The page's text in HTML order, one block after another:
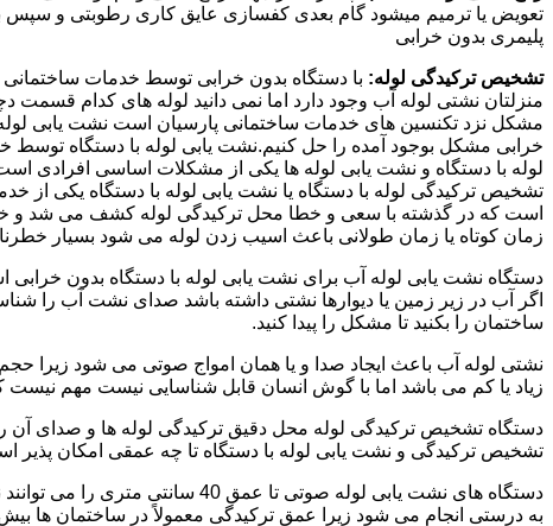
تعویض یا ترمیم میشود گام بعدی کفسازی عایق کاری رطوبتی و سپس
پلیمری بدون خرابی
تشخیص ترکیدگی لوله: با دستگاه بدون خرابی توسط خدمات ساختمانی
منزلتان نشتی لوله آب وجود دارد اما نمی دانید لوله های کدام
مشکل نزد تکنسین های خدمات ساختمانی پارسیان است نشت یابی لوله
خرابی مشکل بوجود آمده را حل کنیم.نشت یابی لوله با دستگاه
لوله با دستگاه و نشت یابی لوله ها یکی از مشکلات اساسی
تشخیص ترکیدگی لوله با دستگاه یا نشت یابی لوله با دستگاه یکی از
است که در گذشته با سعی و خطا محل ترکیدگی لوله کشف می شد و
زمان کوتاه یا زمان طولانی باعث اسیب زدن لوله می شود بسیار
دستگاه نشت یابی لوله آب برای نشت یابی لوله با دستگاه بدون
اگر آب در زیر زمین یا دیوارها نشتی داشته باشد صدای نشت آب را
ساختمان را بکنید تا مشکل را پیدا کنید.
نشتی لوله آب باعث ایجاد صدا و یا همان امواج صوتی می شود زیرا
زیاد یا کم می باشد اما با گوش انسان قابل شناسایی نیست مهم
دستگاه تشخیص ترکیدگی لوله محل دقیق ترکیدگی لوله ها و صدای آن
تشخیص ترکیدگی و نشت یابی لوله با دستگاه تا چه عمقی امکان پذیر